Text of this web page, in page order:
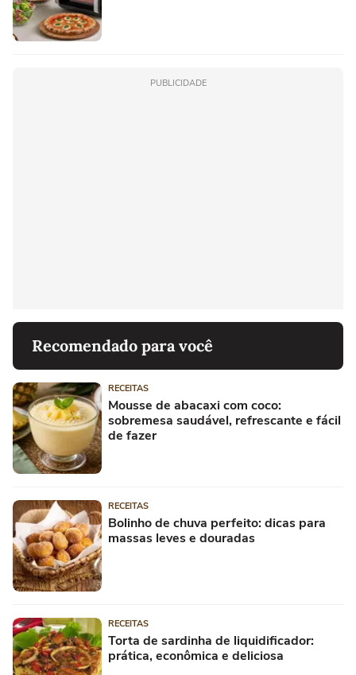
PUBLICIDADE
Recomendado para você
RECEITAS
Mousse de abacaxi com coco:
sobremesa saudável, refrescante e fácil
de fazer
RECEITAS
Bolinho de chuva perfeito: dicas para
massas leves e douradas
RECEITAS
Torta de sardinha de liquidificador:
prática, econômica e deliciosa